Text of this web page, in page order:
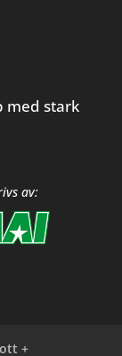
med stark
av:
+